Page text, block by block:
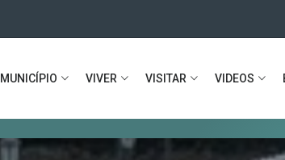
MUNICÍPIO VIVER VISITAR VIDEOS